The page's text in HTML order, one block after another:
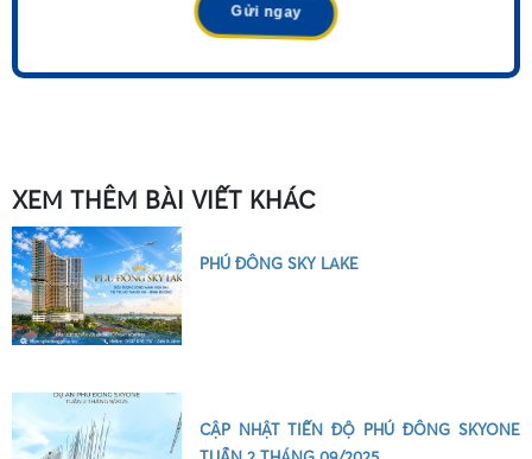
XEM THÊM BÀI VIẾT KHÁC
PHÚ ĐÔNG SKY LAKE
CẬP NHẬT TIẾN ĐỘ PHÚ ĐÔNG SKYONE